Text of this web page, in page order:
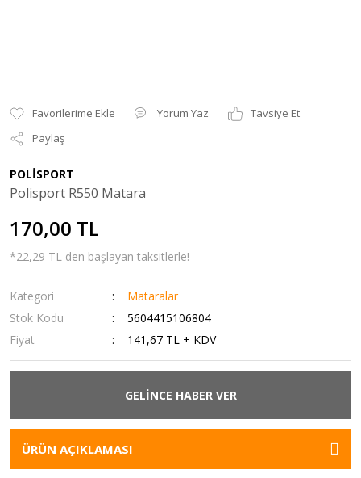
Yorum Yaz
Tavsiye Et
Paylaş
POLİSPORT
Polisport R550 Matara
170,00 TL
*22,29 TL den başlayan taksitlerle!
Kategori
Mataralar
Stok Kodu
5604415106804
Fiyat
141,67 TL + KDV
GELİNCE HABER VER
ÜRÜN AÇIKLAMASI